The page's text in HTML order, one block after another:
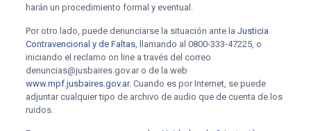
harán un procedimiento formal y eventual.
Por otro lado, puede denunciarse la situación ante la Justicia
Contravencional y de Faltas, llamando al 0800-333-47225, o
iniciando el reclamo on line a través del correo
denuncias@jusbaires.gov.ar o de la web
www.mpf.jusbaires.gov.ar. Cuando es por Internet, se puede
adjuntar cualquier tipo de archivo de audio que de cuenta de los
ruidos.